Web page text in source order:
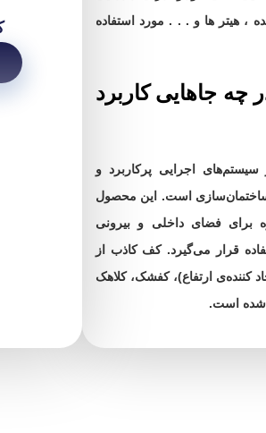
، هیتر ها و . . . مورد استفاده
جاهایی کاربرد
اجرایی پرکاربرد و
است. این محصول
برای فضای داخلی و بیرونی
قرار می‌گیرد. کف کاذب از
کننده‌ی ارتفاع)، کفشک، کلاهک
شده است.